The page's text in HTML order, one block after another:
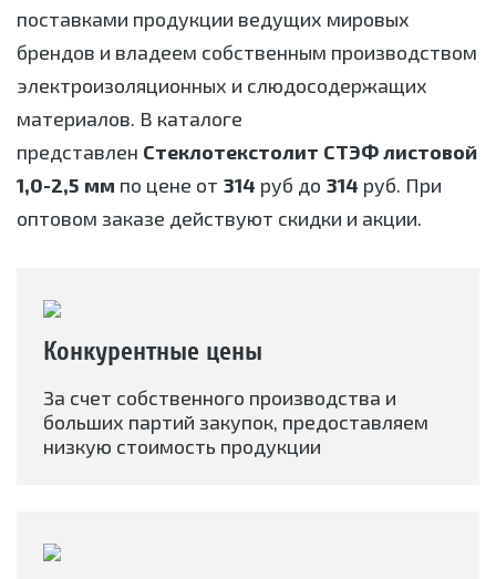
поставками продукции ведущих мировых
брендов и владеем собственным производством
электроизоляционных и слюдосодержащих
материалов. В каталоге
представлен Стеклотекстолит СТЭФ листовой
1,0-2,5 мм по цене от 314 руб до 314 руб. При
оптовом заказе действуют скидки и акции.
Конкурентные цены
За счет собственного производства и
больших партий закупок, предоставляем
низкую стоимость продукции